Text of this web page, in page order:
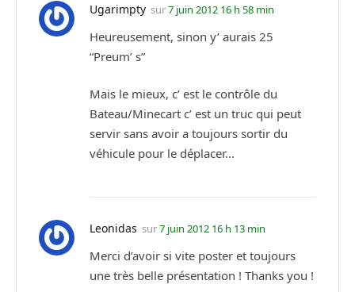
Ugarimpty sur7 juin 2012 16 h 58 min
Heureusement, sinon y’ aurais 25
“Preum’ s”
Mais le mieux, c’ est le contrôle du
Bateau/Minecart c’ est un truc qui peut
servir sans avoir a toujours sortir du
véhicule pour le déplacer…
Leonidas sur7 juin 2012 16 h 13 min
Merci d’avoir si vite poster et toujours
une très belle présentation ! Thanks you !